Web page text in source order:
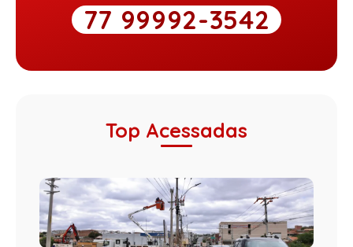
77 99992-3542
Top Acessadas